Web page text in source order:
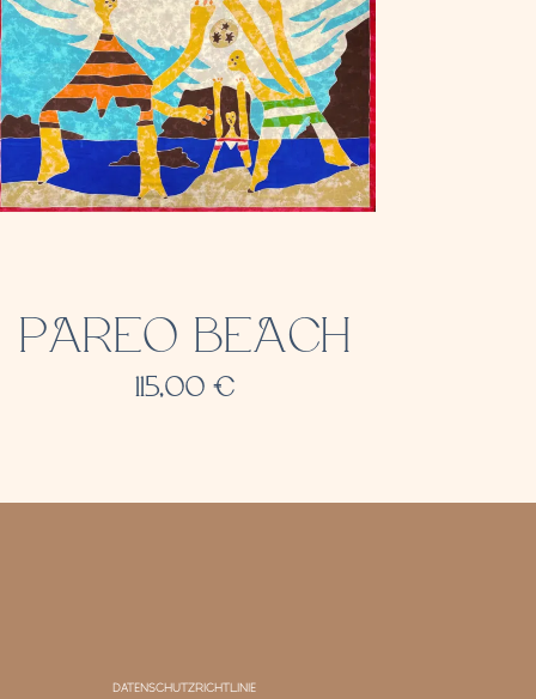
PAREO BEACH
115,00 €
DATENSCHUTZRICHTLINIE